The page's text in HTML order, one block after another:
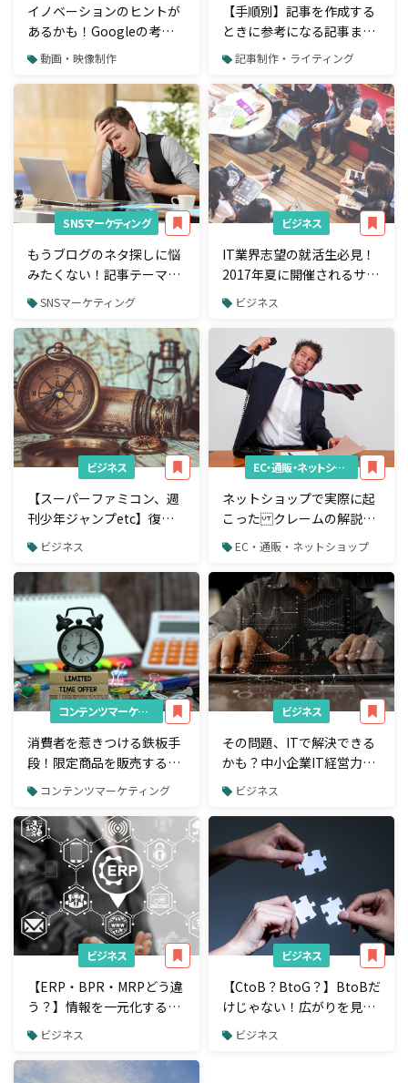
イノベーションのヒントが
あるかも！Googleの考え
方が学べるTed動画4選
動画・映像制作
【手順別】記事を作成する
ときに参考になる記事まと
め 記事制作・ライティング
SNSマーケティング
もうブログのネタ探しに悩
みたくない！記事テーマを
探す方法8つを紹介
SNSマーケティング
ビジネス
IT業界志望の就活生必見！
2017年夏に開催されるサマ
ーインターン12選
ビジネス
ビジネス
【スーパーファミコン、週
刊少年ジャンプetc】復刻
版を出すメリットと事例ま
ビジネス
EC・通販・ネットショップ
ネットショップで実際に起
こった クレームの解説記
事6選EC・通販・ネットショップ
コンテンツマーケティング
消費者を惹きつける鉄板手
段！限定商品を販売する事
例とメリットを解説
コンテンツマーケティング
ビジネス
その問題、ITで解決できる
かも？中小企業IT経営力大
賞の受賞事例まとめ
ビジネス
ビジネス
【ERP・BPR・MRPどう違
う？】情報を一元化する
「ERP」の概要と類似語の
意味を解説
ビジネス
ビジネス
【CtoB？BtoG？】BtoBだ
けじゃない！広がりを見せ
る最近のビジネスモデルの
分類を解説
ビジネス